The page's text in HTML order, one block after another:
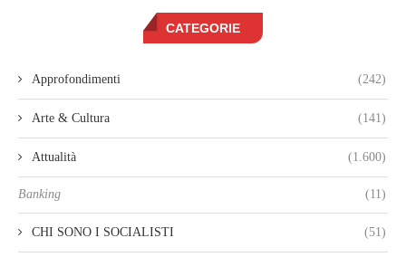
CATEGORIE
Approfondimenti (242)
Arte & Cultura (141)
Attualità (1.600)
Banking (11)
CHI SONO I SOCIALISTI (51)